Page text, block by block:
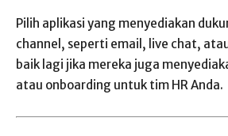
Pilih aplikasi yang menyediakan
channel, seperti email, live chat,
baik lagi jika mereka juga
atau onboarding untuk tim HR Anda.